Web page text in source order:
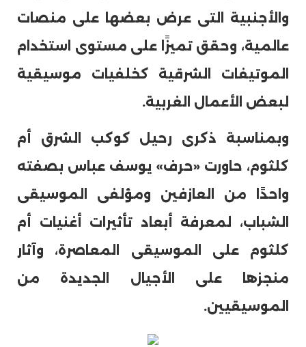
والأجنبية التى عرض بعضها على منصات
عالمية، وحقق تميزًا على مستوى استخدام
الموتيفات الشرقية كخلفيات موسيقية
لبعض الأعمال الغربية.
وبمناسبة ذكرى رحيل كوكب الشرق أم
كلثوم، حاورت «حرف» يوسف عباس بصفته
واحدًا من العازفين ومؤلفى الموسيقى
الشباب، لمعرفة أبعاد تأثيرات أغنيات أم
كلثوم على الموسيقى المعاصرة، وآثار
منجزها على الأجيال الجديدة من
الموسيقيين.